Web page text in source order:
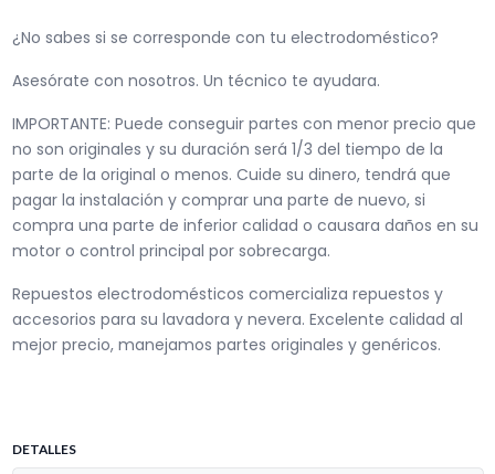
¿No sabes si se corresponde con tu electrodoméstico?
Asesórate con nosotros. Un técnico te ayudara.
IMPORTANTE: Puede conseguir partes con menor precio que
no son originales y su duración será 1/3 del tiempo de la
parte de la original o menos. Cuide su dinero, tendrá que
pagar la instalación y comprar una parte de nuevo, si
compra una parte de inferior calidad o causara daños en su
motor o control principal por sobrecarga.
Repuestos electrodomésticos comercializa repuestos y
accesorios para su lavadora y nevera. Excelente calidad al
mejor precio, manejamos partes originales y genéricos.
DETALLES